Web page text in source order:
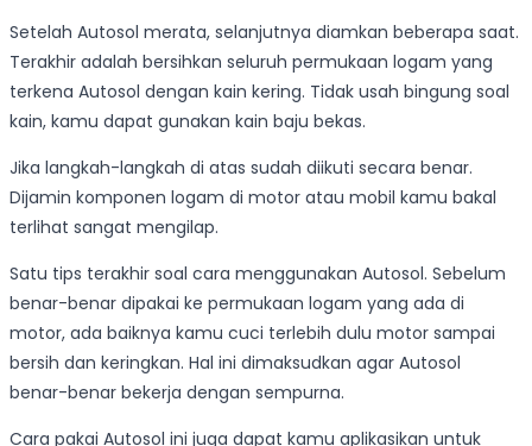
Setelah Autosol merata, selanjutnya diamkan beberapa saat.
Terakhir adalah bersihkan seluruh permukaan logam yang
terkena Autosol dengan kain kering. Tidak usah bingung soal
kain, kamu dapat gunakan kain baju bekas.
Jika langkah-langkah di atas sudah diikuti secara benar.
Dijamin komponen logam di motor atau mobil kamu bakal
terlihat sangat mengilap.
Satu tips terakhir soal cara menggunakan Autosol. Sebelum
benar-benar dipakai ke permukaan logam yang ada di
motor, ada baiknya kamu cuci terlebih dulu motor sampai
bersih dan keringkan. Hal ini dimaksudkan agar Autosol
benar-benar bekerja dengan sempurna.
Cara pakai Autosol ini juga dapat kamu aplikasikan untuk